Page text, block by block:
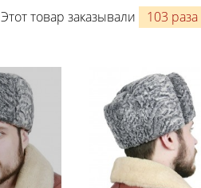
Этот товар заказывали 103 раза